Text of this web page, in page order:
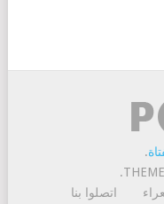
.
.
اتصلوا بنا